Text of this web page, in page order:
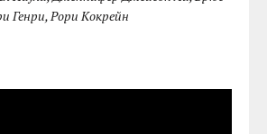
Генри, Рори Кокрейн